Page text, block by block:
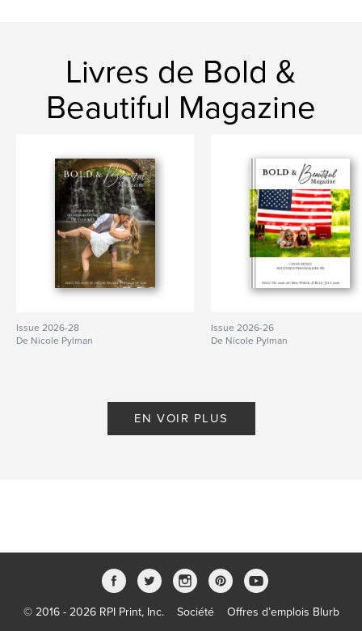
Livres de Bold &
Beautiful Magazine
Issue 2026-28
De Nicole Pylman
Issue 2026-26
De Nicole Pylman
EN VOIR PLUS
© 2016 - 2026 RPI Print, Inc. Société
Offres d’emplois Blurb